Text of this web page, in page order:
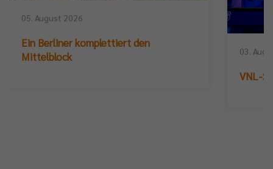
05. August 2026
Ein Berliner komplettiert den
Mittelblock
03.
VNL-